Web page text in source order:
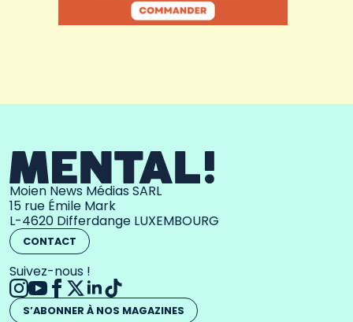
Moien News Médias SARL
15 rue Émile Mark
L-4620 Differdange LUXEMBOURG
CONTACT
Suivez-nous !
S’ABONNER À NOS MAGAZINES